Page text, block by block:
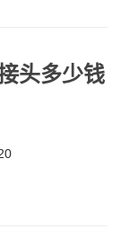
头多少钱